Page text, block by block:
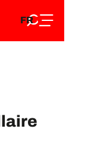
FR
EN